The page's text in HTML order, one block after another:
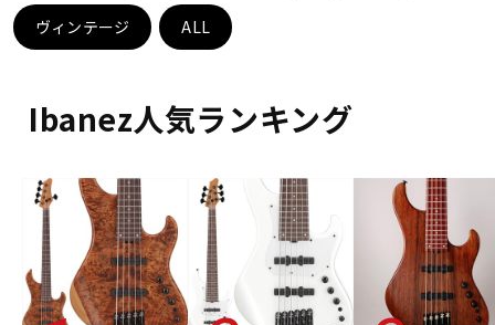
管楽器
DJ機器 DTM
DTM オンライン納品 レコーディング機器
ヴィンテージ ALL
Ibanez人気ランキング